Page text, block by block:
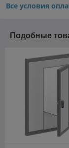
Все условия
Подобные